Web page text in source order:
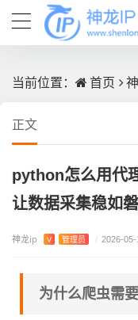
当前位置： 首页
正文
python怎么用代
让数据采集稳如
神龙ip V 管理员 / 2026-
为什么爬虫需